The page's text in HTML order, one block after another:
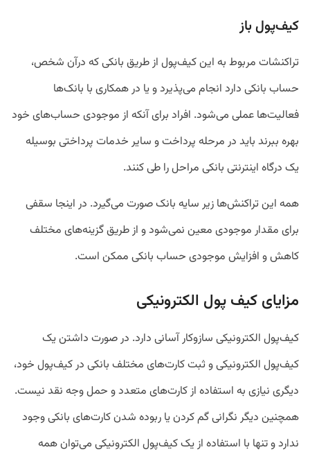
کیف‌پول باز
تراکنشات مربوط به این کیف‌پول از طریق بانکی که درآن شخص،
حساب بانکی دارد انجام می‌پذیرد و یا در همکاری با بانک‌ها
فعالیت‌ها عملی می‌شود. افراد برای آنکه از موجودی حساب‌های خود
بهره ببرند باید در مرحله پرداخت و سایر خدمات پرداختی بوسیله
یک درگاه اینترنتی بانکی مراحل را طی ‌کنند.
همه این تراکنش‌ها زیر سایه بانک صورت می‌گیرد. در اینجا سقفی
برای مقدار موجودی معین نمی‌شود و از طریق گزینه‌های مختلف
کاهش و افزایش موجودی حساب بانکی ممکن است.
مزایای کیف پول الکترونیکی
کیف‌پول الکترونیکی سازوکار آسانی دارد. در صورت داشتن یک
کیف‌پول الکترونیکی و ثبت کارت‌های مختلف بانکی در کیف‌پول خود،
دیگری نیازی به استفاده از کارت‌های متعدد و حمل وجه نقد نیست.
همچنین دیگر نگرانی گم کردن یا ربوده شدن کارت‌های بانکی وجود
ندارد و تنها با استفاده از یک کیف‌پول الکترونیکی می‌توان همه